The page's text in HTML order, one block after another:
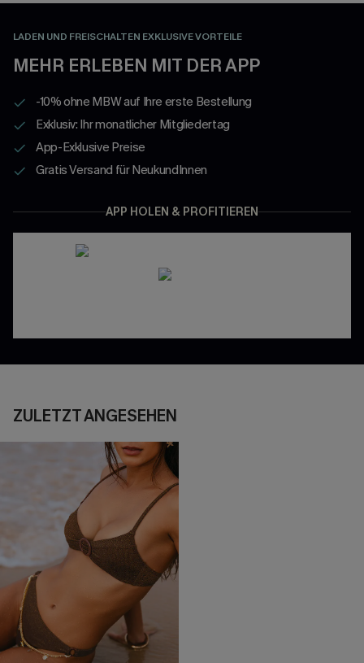
LADEN UND FREISCHALTEN EXKLUSIVE VORTEILE
MEHR ERLEBEN MIT DER APP
-10% ohne MBW auf Ihre erste Bestellung
Exklusiv: Ihr monatlicher Mitgliedertag
App-Exklusive Preise
Gratis Versand für NeukundInnen
APP HOLEN & PROFITIEREN
ZULETZT ANGESEHEN